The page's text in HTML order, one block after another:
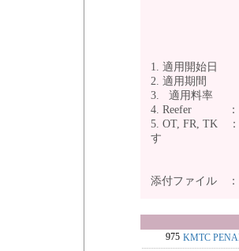
1. 適用開始日
2. 適用期間 ：
3. 適用料率 ：
4. Reefer ：リ
5. OT, FR, TK ：
す
添付ファイル
975 KMTC